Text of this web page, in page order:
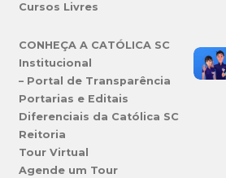
Cursos Livres
CONHEÇA A CATÓLICA SC
Institucional
– Portal de Transparência
Portarias e Editais
Diferenciais da Católica SC
Reitoria
Tour Virtual
Agende um Tour